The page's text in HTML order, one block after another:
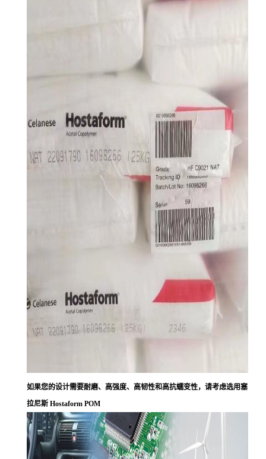
如果您的设计需要耐磨、高强度、高韧性和高抗蠕变性，请考虑选用塞
拉尼斯 Hostaform POM